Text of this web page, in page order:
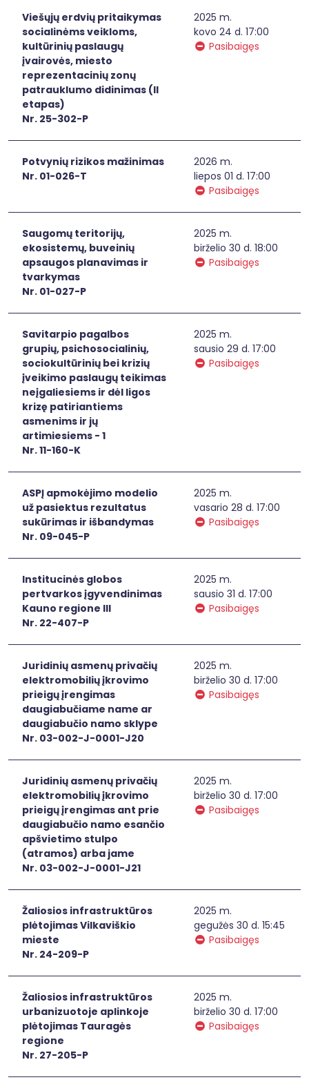
Viešųjų erdvių pritaikymas
socialinėms veikloms,
kultūrinių paslaugų
įvairovės, miesto
reprezentacinių zonų
patrauklumo didinimas (II
etapas)
Nr. 25-302-P
2025 m.
kovo 24 d. 17:00
Pasibaigęs
Potvynių rizikos mažinimas
Nr. 01-026-T
2026 m.
liepos 01 d. 17:00
Pasibaigęs
Saugomų teritorijų,
ekosistemų, buveinių
apsaugos planavimas ir
tvarkymas
Nr. 01-027-P
2025 m.
birželio 30 d. 18:00
Pasibaigęs
Savitarpio pagalbos
grupių, psichosocialinių,
sociokultūrinių bei krizių
įveikimo paslaugų teikimas
neįgaliesiems ir dėl ligos
krizę patiriantiems
asmenims ir jų
artimiesiems - 1
Nr. 11-160-K
2025 m.
sausio 29 d. 17:00
Pasibaigęs
ASPĮ apmokėjimo modelio
už pasiektus rezultatus
sukūrimas ir išbandymas
Nr. 09-045-P
2025 m.
vasario 28 d. 17:00
Pasibaigęs
Institucinės globos
pertvarkos įgyvendinimas
Kauno regione III
Nr. 22-407-P
2025 m.
sausio 31 d. 17:00
Pasibaigęs
Juridinių asmenų privačių
elektromobilių įkrovimo
prieigų įrengimas
daugiabučiame name ar
daugiabučio namo sklype
Nr. 03-002-J-0001-J20
2025 m.
birželio 30 d. 17:00
Pasibaigęs
Juridinių asmenų privačių
elektromobilių įkrovimo
prieigų įrengimas ant prie
daugiabučio namo esančio
apšvietimo stulpo
(atramos) arba jame
Nr. 03-002-J-0001-J21
2025 m.
birželio 30 d. 17:00
Pasibaigęs
Žaliosios infrastruktūros
plėtojimas Vilkaviškio
mieste
Nr. 24-209-P
2025 m.
gegužės 30 d. 15:45
Pasibaigęs
Žaliosios infrastruktūros
urbanizuotoje aplinkoje
plėtojimas Tauragės
regione
Nr. 27-205-P
2025 m.
birželio 30 d. 17:00
Pasibaigęs